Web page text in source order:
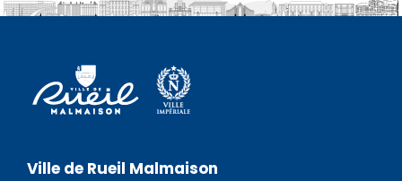
Ville de Rueil Malmaison